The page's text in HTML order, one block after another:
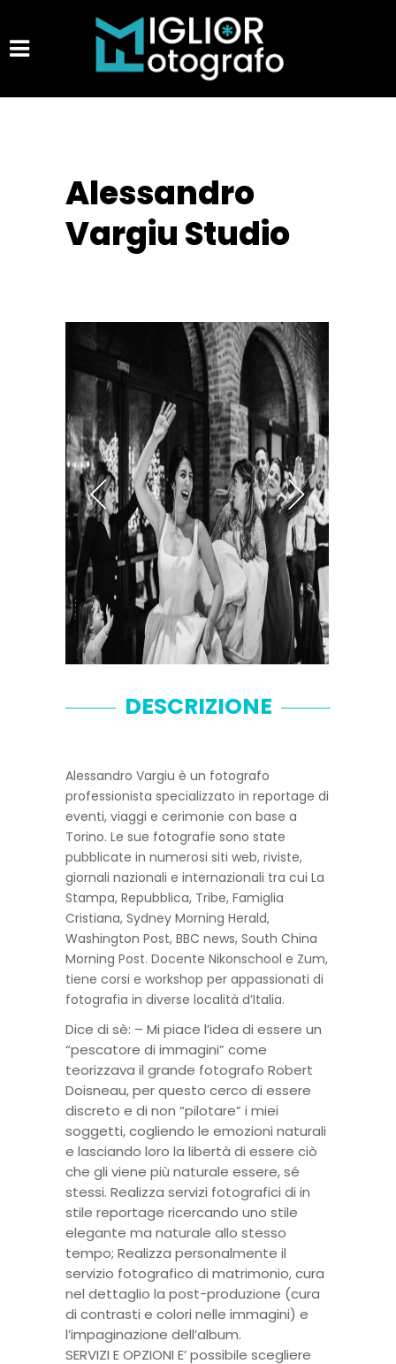
Alessandro
Vargiu Studio
DESCRIZIONE
Alessandro Vargiu è un fotografo
professionista specializzato in reportage di
eventi, viaggi e cerimonie con base a
Torino. Le sue fotografie sono state
pubblicate in numerosi siti web, riviste,
giornali nazionali e internazionali tra cui La
Stampa, Repubblica, Tribe, Famiglia
Cristiana, Sydney Morning Herald,
Washington Post, BBC news, South China
Morning Post. Docente Nikonschool e Zum,
tiene corsi e workshop per appassionati di
fotografia in diverse località d’Italia.
Dice di sè: – Mi piace l’idea di essere un
“pescatore di immagini” come
teorizzava il grande fotografo Robert
Doisneau, per questo cerco di essere
discreto e di non “pilotare” i miei
soggetti, cogliendo le emozioni naturali
e lasciando loro la libertà di essere ciò
che gli viene più naturale essere, sé
stessi. Realizza servizi fotografici di in
stile reportage ricercando uno stile
elegante ma naturale allo stesso
tempo; Realizza personalmente il
servizio fotografico di matrimonio, cura
nel dettaglio la post-produzione (cura
di contrasti e colori nelle immagini) e
l’impaginazione dell’album.
SERVIZI E OPZIONI E’ possibile scegliere